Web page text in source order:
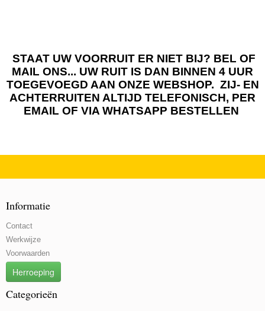
STAAT UW VOORRUIT ER NIET BIJ? BEL OF
MAIL ONS... UW RUIT IS DAN BINNEN 4 UUR
TOEGEVOEGD AAN ONZE WEBSHOP. ZIJ- EN
ACHTERRUITEN ALTIJD TELEFONISCH, PER
EMAIL OF VIA WHATSAPP BESTELLEN
Informatie
Contact
Werkwijze
Voorwaarden
Herroeping
Categorieën